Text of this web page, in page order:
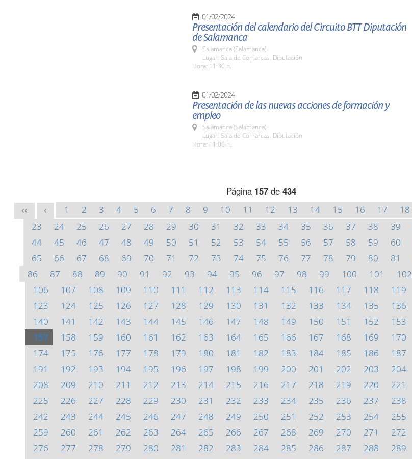
01/02/2024
Presentación del calendario del Circuito BTT Diputación
de Salamanca
Salamanca (Salamanca)
Lugar: Sala de Comarcas. Diputación
Hora: 11:30 h.
01/02/2024
Presentación de las nuevas acciones de formación y
empleo
Salamanca (Salamanca)
Lugar: Sala de Comarcas. Diputación
Hora: 11:00 h.
Página 157de 434
<< < 1 2 3 4 5 6 7 8 9 10 11 12 13 14 15 16 17 18
23
24 25 26 27 28 29 30 31 32 33 34 35 36 37 38 39
44
45 46 47 48 49 50 51 52 53 54 55 56 57 58 59 60
65
66 67 68 69 70 71 72 73 74 75 76 77 78 79 80 81
86
87 88 89 90 91 92 93 94 95 96 97 98 99 100 101 102
106
107 108 109 110 111 112 113 114 115 116 117 118 119
123
124 125 126 127 128 129 130 131 132 133 134 135 136
140
141 142 143 144 145 146 147 148 149 150 151 152 153
157
158 159 160 161 162 163 164 165 166 167 168 169 170
174
175 176 177 178 179 180 181 182 183 184 185 186 187
191
192 193 194 195 196 197 198 199 200 201 202 203 204
208
209 210 211 212 213 214 215 216 217 218 219 220 221
225
226 227 228 229 230 231 232 233 234 235 236 237 238
242
243 244 245 246 247 248 249 250 251 252 253 254 255
259
260 261 262 263 264 265 266 267 268 269 270 271 272
276
277 278 279 280 281 282 283 284 285 286 287 288 289